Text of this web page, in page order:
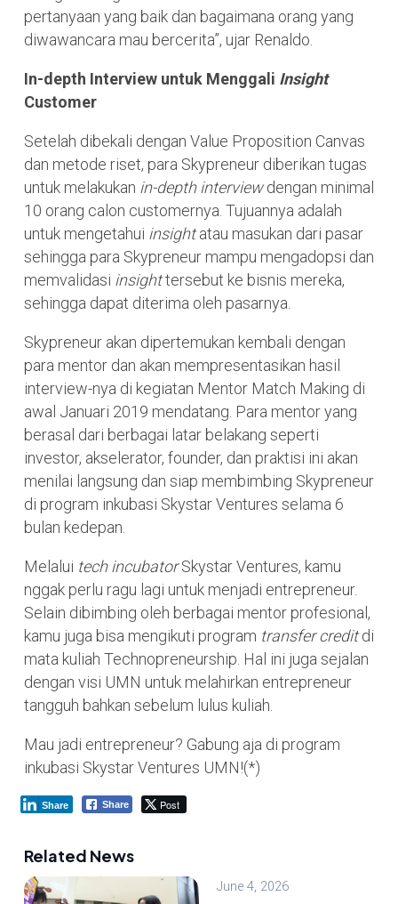
pertanyaan yang baik dan bagaimana orang yang
diwawancara mau bercerita”, ujar Renaldo.
In-depth Interview untuk Menggali Insight
Customer
Setelah dibekali dengan Value Proposition Canvas
dan metode riset, para Skypreneur diberikan tugas
untuk melakukan in-depth interviewdengan minimal
10 orang calon customernya. Tujuannya adalah
untuk mengetahui insightatau masukan dari pasar
sehingga para Skypreneur mampu mengadopsi dan
memvalidasi insighttersebut ke bisnis mereka,
sehingga dapat diterima oleh pasarnya.
Skypreneur akan dipertemukan kembali dengan
para mentor dan akan mempresentasikan hasil
interview-nya di kegiatan Mentor Match Making di
awal Januari 2019 mendatang. Para mentor yang
berasal dari berbagai latar belakang seperti
investor, akselerator, founder, dan praktisi ini akan
menilai langsung dan siap membimbing Skypreneur
di program inkubasi Skystar Ventures selama 6
bulan kedepan.
Melalui tech incubatorSkystar Ventures, kamu
nggak perlu ragu lagi untuk menjadi entrepreneur.
Selain dibimbing oleh berbagai mentor profesional,
kamu juga bisa mengikuti program transfer creditdi
mata kuliah Technopreneurship. Hal ini juga sejalan
dengan visi UMN untuk melahirkan entrepreneur
tangguh bahkan sebelum lulus kuliah.
Mau jadi entrepreneur? Gabung aja di program
inkubasi Skystar Ventures UMN!(*)
Share Post
Share
Related News
June 4, 2026